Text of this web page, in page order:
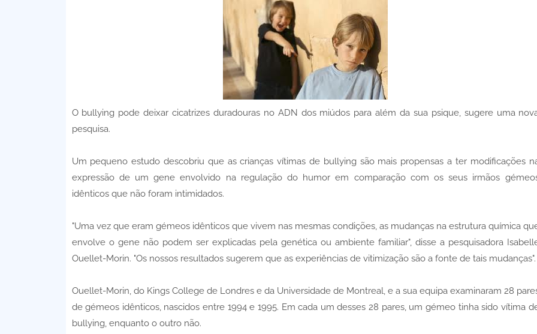
O bullying pode deixar cicatrizes duradouras no ADN dos miúdos para além da sua psique, sugere uma
pesquisa.
Um pequeno estudo descobriu que as crianças vítimas de bullying são mais propensas a ter modificações
expressão de um gene envolvido na regulação do humor em comparação com os seus irmãos
idênticos que não foram intimidados.
"Uma vez que eram gémeos idênticos que vivem nas mesmas condições, as mudanças na estrutura química
envolve o gene não podem ser explicadas pela genética ou ambiente familiar", disse a pesquisadora
Ouellet-Morin. "Os nossos resultados sugerem que as experiências de vitimização são a fonte de tais mudanças".
Ouellet-Morin, do Kings College de Londres e da Universidade de Montreal, e a sua equipa examinaram 28
de gémeos idênticos, nascidos entre 1994 e 1995. Em cada um desses 28 pares, um gémeo tinha sido vítima
bullying, enquanto o outro não.